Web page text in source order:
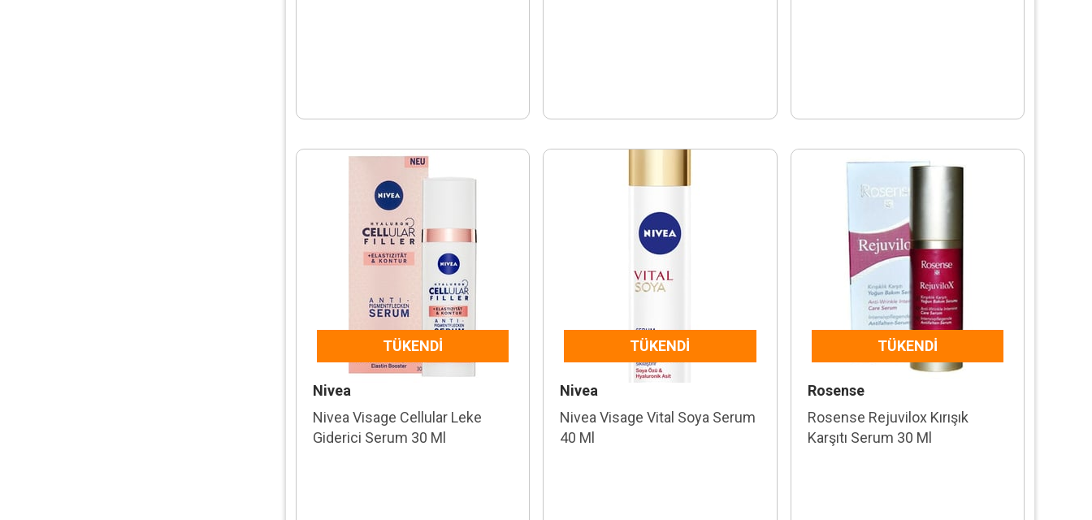
TÜKENDI
Nivea
Nivea Visage Cellular Leke
Giderici Serum 30 Ml
TÜKENDI
Nivea
Nivea Visage Vital Soya Serum
40 Ml
TÜKENDI
Rosense
Rosense Rejuvilox Kırışık
Karşıtı Serum 30 Ml